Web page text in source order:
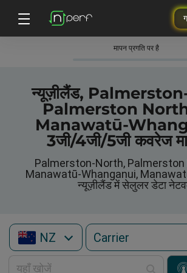
मापन प्रगति पर है
न्यूज़ीलैंड,
Palmerston
Manawatū-
3जी/4जी/5जी कवरेज
Palmerston-North, Palmerston
Manawatū-Whanganui,
न्यूज़ीलैंड में सेलुलर डेटा
NZ